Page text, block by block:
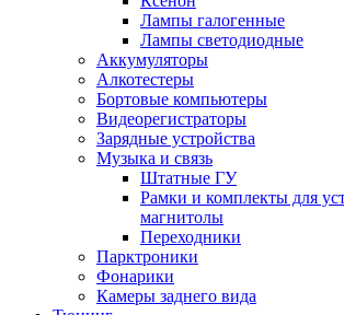
Лампы галогенные
Лампы светодиодные
Аккумуляторы
Алкотестеры
Бортовые компьютеры
Видеорегистраторы
Зарядные устройства
Музыка и связь
Штатные ГУ
Рамки и комплекты для
магнитолы
Переходники
Парктроники
Фонарики
Камеры заднего вида